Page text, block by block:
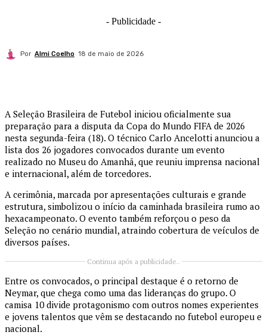
- Publicidade -
Por Almi Coelho 18 de maio de 2026
ASeleção Brasileira de Futebol iniciou oficialmente sua
preparação para a disputa da Copa do Mundo FIFA de 2026
nesta segunda-feira (18). O técnico Carlo Ancelotti anunciou a
lista dos 26 jogadores convocados durante um evento
realizado no Museu do Amanhã, que reuniu imprensa nacional
e internacional, além de torcedores.
A cerimônia, marcada por apresentações culturais e grande
estrutura, simbolizou o início da caminhada brasileira rumo ao
hexacampeonato. O evento também reforçou o peso da
Seleção no cenário mundial, atraindo cobertura de veículos de
diversos países.
Continua após a publicidade..
Entre os convocados, o principal destaque é o retorno de
Neymar, que chega como uma das lideranças do grupo. O
camisa 10 divide protagonismo com outros nomes experientes
e jovens talentos que vêm se destacando no futebol europeu e
nacional.